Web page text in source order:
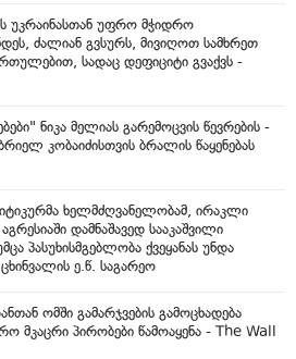
უკრაინასთან უფრო მჭიდრო
ძალიან გვსურს, მივიღოთ სამხრეთ
სადაც დეფიციტი გვაქვს -
ნიკა მელიას გარემოცვის წევრების -
კობაიძისთვის ბრალის წაყენებას
ხელმძღვანელობამ, ირაკლი
დამნაშავედ სააკაშვილი
პასუხისმგებლობა ქვეყანას უნდა
ე.წ. საგარეო
ომში გამარჯვების გამოცხადება
მკაცრი პირობები წამოაყენა - The Wall